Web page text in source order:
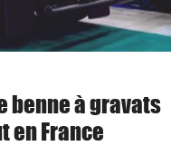
benne à gravats
en France